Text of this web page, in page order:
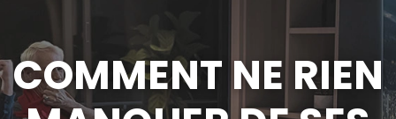
COMMENT NE RIEN